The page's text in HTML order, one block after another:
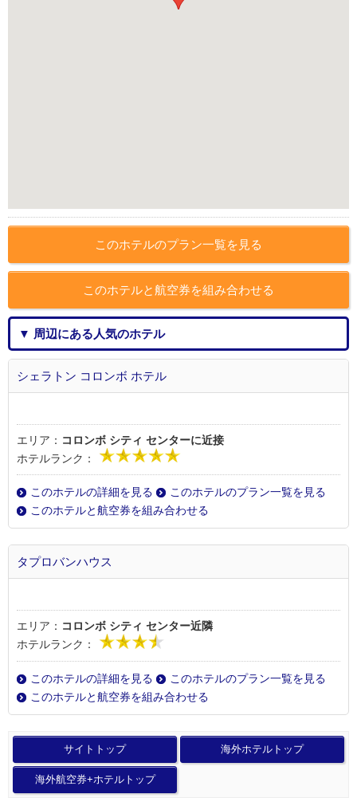
このホテルのプラン一覧を見る
このホテルと航空券を組み合わせる
▼ 周辺にある人気のホテル
シェラトン コロンボ ホテル
エリア： コロンボ シティ センターに近接
ホテルランク：
このホテルの詳細を見る
このホテルのプラン一覧を見る
このホテルと航空券を組み合わせる
タプロバンハウス
エリア： コロンボ シティ センター近隣
ホテルランク：
このホテルの詳細を見る
このホテルのプラン一覧を見る
このホテルと航空券を組み合わせる
サイトトップ 海外ホテルトップ
海外航空券+ホテルトップ